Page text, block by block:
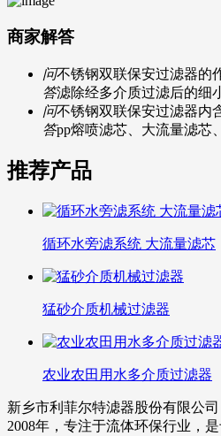
商家解答
问不锈钢双联保安过滤器的
答滤除经多介质过滤后的细
问不锈钢双联保安过滤器内
答pp熔喷滤芯、大流量滤芯
推荐产品
循环水旁滤系统 大流量滤芯
猛砂介质机械过滤器
农业农田用水多介质过滤器
新乡市利菲尔特滤器股份有限公
2008年，专注于流体环保行业，